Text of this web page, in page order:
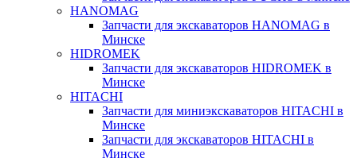
HANOMAG
Запчасти для экскаваторов HANOMAG в
Минске
HIDROMEK
Запчасти для экскаваторов HIDROMEK в
Минске
HITACHI
Запчасти для миниэкскаваторов HITACHI в
Минске
Запчасти для экскаваторов HITACHI в
Минске